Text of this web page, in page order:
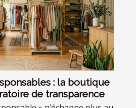
: la boutique
de transparence